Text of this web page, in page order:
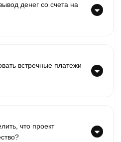
денег со счета на
встречные платежи
что проект